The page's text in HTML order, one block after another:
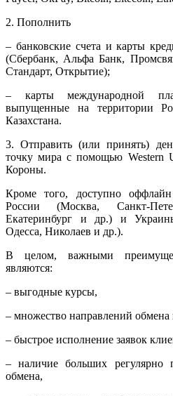
2. Пополнить
– банковские счета и карты
(Сбербанк, Альфа Банк,
Стандарт, Открытие);
– карты международной
выпущенные на территории
Казахстана.
3. Отправить (или принять)
точку мира с помощью Western
Короны.
Кроме того, доступно
России (Москва, Санкт-
Екатеринбург и др.) и
Одесса, Николаев и др.).
В целом, важными
являются:
– выгодные курсы,
– множество направлений обмена
– быстрое исполнение заявок
– наличие больших регулярно
обмена,